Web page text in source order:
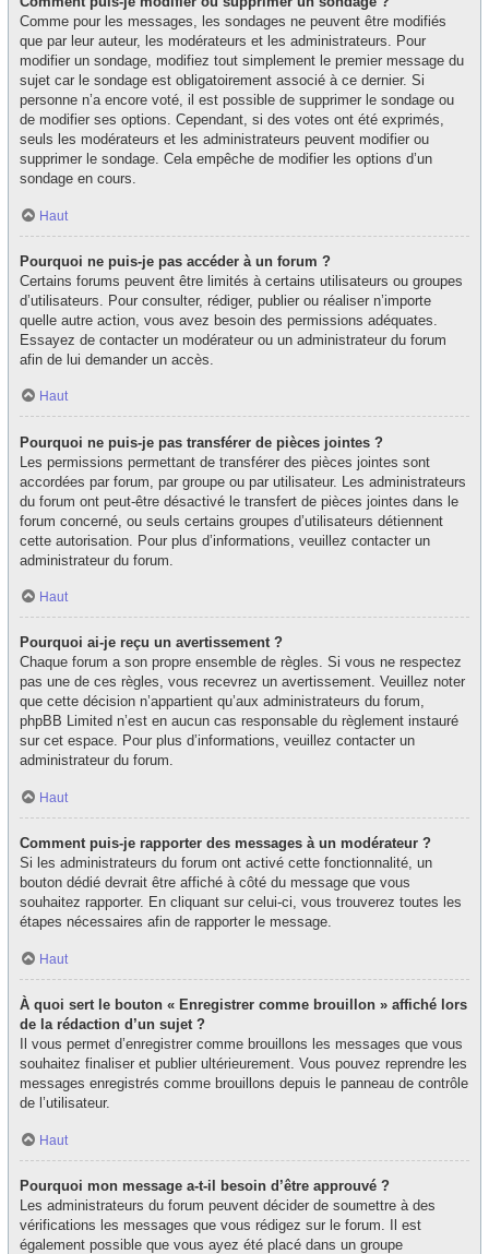
Comme pour les messages, les sondages ne peuvent être modifiés
que par leur auteur, les modérateurs et les administrateurs. Pour
modifier un sondage, modifiez tout simplement le premier message du
sujet car le sondage est obligatoirement associé à ce dernier. Si
personne n’a encore voté, il est possible de supprimer le sondage ou
de modifier ses options. Cependant, si des votes ont été exprimés,
seuls les modérateurs et les administrateurs peuvent modifier ou
supprimer le sondage. Cela empêche de modifier les options d’un
sondage en cours.
Haut
Pourquoi ne puis-je pas accéder à un forum ?
Certains forums peuvent être limités à certains utilisateurs ou groupes
d’utilisateurs. Pour consulter, rédiger, publier ou réaliser n’importe
quelle autre action, vous avez besoin des permissions adéquates.
Essayez de contacter un modérateur ou un administrateur du forum
afin de lui demander un accès.
Haut
Pourquoi ne puis-je pas transférer de pièces jointes ?
Les permissions permettant de transférer des pièces jointes sont
accordées par forum, par groupe ou par utilisateur. Les administrateurs
du forum ont peut-être désactivé le transfert de pièces jointes dans le
forum concerné, ou seuls certains groupes d’utilisateurs détiennent
cette autorisation. Pour plus d’informations, veuillez contacter un
administrateur du forum.
Haut
Pourquoi ai-je reçu un avertissement ?
Chaque forum a son propre ensemble de règles. Si vous ne respectez
pas une de ces règles, vous recevrez un avertissement. Veuillez noter
que cette décision n’appartient qu’aux administrateurs du forum,
phpBB Limited n’est en aucun cas responsable du règlement instauré
sur cet espace. Pour plus d’informations, veuillez contacter un
administrateur du forum.
Haut
Comment puis-je rapporter des messages à un modérateur ?
Si les administrateurs du forum ont activé cette fonctionnalité, un
bouton dédié devrait être affiché à côté du message que vous
souhaitez rapporter. En cliquant sur celui-ci, vous trouverez toutes les
étapes nécessaires afin de rapporter le message.
Haut
À quoi sert le bouton « Enregistrer comme brouillon » affiché lors
de la rédaction d’un sujet ?
Il vous permet d’enregistrer comme brouillons les messages que vous
souhaitez finaliser et publier ultérieurement. Vous pouvez reprendre les
messages enregistrés comme brouillons depuis le panneau de contrôle
de l’utilisateur.
Haut
Pourquoi mon message a-t-il besoin d’être approuvé ?
Les administrateurs du forum peuvent décider de soumettre à des
vérifications les messages que vous rédigez sur le forum. Il est
également possible que vous ayez été placé dans un groupe